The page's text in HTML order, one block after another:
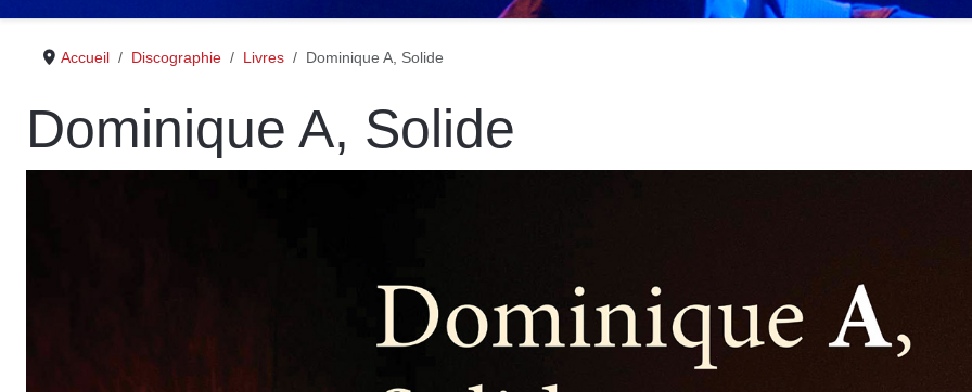
Accueil Discographie Livres Dominique A, Solide
Dominique A, Solide